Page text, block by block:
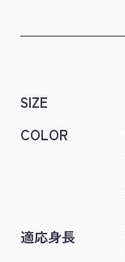
SIZE
COLOR
適応身長